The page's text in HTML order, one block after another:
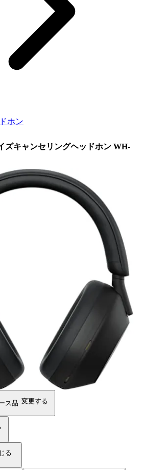
ホン
ズキャンセリングヘッドホン WH-
ス品 変更する
る